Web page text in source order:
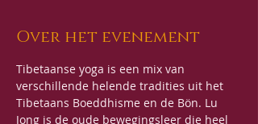
Over het evenement
Tibetaanse yoga is een mix van
verschillende helende tradities uit het
Tibetaans Boeddhisme en de Bön. Lu
Jong is de oude bewegingsleer die heel